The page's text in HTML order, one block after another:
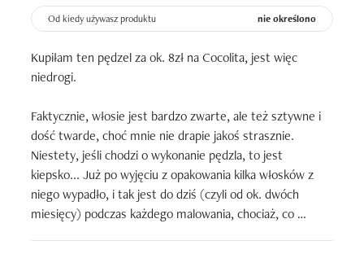
Od kiedy używasz produktu nie określono
Kupiłam ten pędzel za ok. 8zł na Cocolita, jest więc
niedrogi.
Faktycznie, włosie jest bardzo zwarte, ale też sztywne i
dość twarde, choć mnie nie drapie jakoś strasznie.
Niestety, jeśli chodzi o wykonanie pędzla, to jest
kiepsko... Już po wyjęciu z opakowania kilka włosków z
niego wypadło, i tak jest do dziś (czyli od ok. dwóch
miesięcy) podczas każdego malowania, chociaż, co